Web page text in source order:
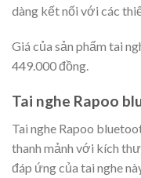
dàng kết nối với các
Giá của sản phẩm tai
449.000 đồng.
Tai nghe Rapoo
Tai nghe Rapoo
thanh mảnh với kích
đáp ứng của tai nghe